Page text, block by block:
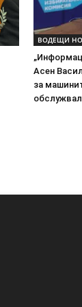
ВОДЕЩИ
Асен
за